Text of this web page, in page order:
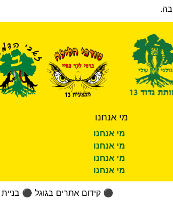
מי אנחנו
מי אנחנו
מי אנחנו
מי אנחנו
מי אנחנו
⚫ קידום אתרים בגוגל ⚫